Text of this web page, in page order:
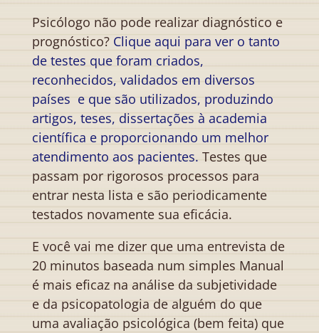
Psicólogo não pode realizar diagnóstico e
prognóstico? Clique aqui para ver o tanto
de testes que foram criados,
reconhecidos, validados em diversos
países e que são utilizados, produzindo
artigos, teses, dissertações à academia
científica e proporcionando um melhor
atendimento aos pacientes. Testes que
passam por rigorosos processos para
entrar nesta lista e são periodicamente
testados novamente sua eficácia.
E você vai me dizer que uma entrevista de
20 minutos baseada num simples Manual
é mais eficaz na análise da subjetividade
e da psicopatologia de alguém do que
uma avaliação psicológica (bem feita) que